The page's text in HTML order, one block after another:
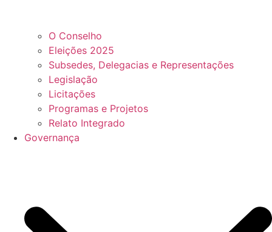
O Conselho
Eleições 2025
Subsedes, Delegacias e Representações
Legislação
Licitações
Programas e Projetos
Relato Integrado
Governança